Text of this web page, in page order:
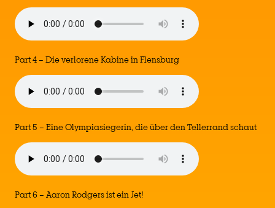
Part 4 – Die verlorene Kabine in Flensburg
Part 5 – Eine Olympiasiegerin, die über den Tellerrand schaut
Part 6 – Aaron Rodgers ist ein Jet!